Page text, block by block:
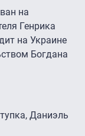
на
Генрика
на Украине
Богдана
Даниэль